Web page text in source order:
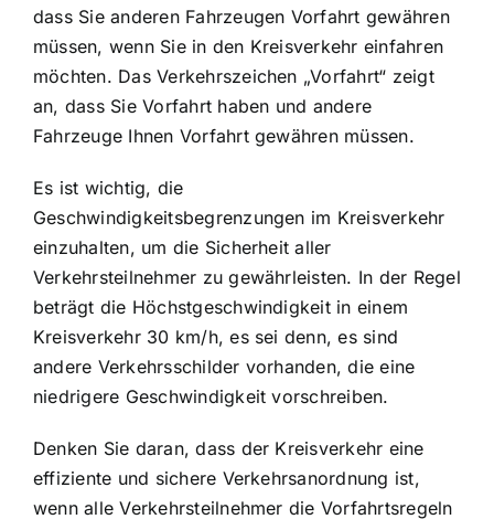
dass Sie anderen Fahrzeugen Vorfahrt gewähren
müssen, wenn Sie in den Kreisverkehr einfahren
möchten. Das Verkehrszeichen „Vorfahrt“ zeigt
an, dass Sie Vorfahrt haben und andere
Fahrzeuge Ihnen Vorfahrt gewähren müssen.
Es ist wichtig, die
Geschwindigkeitsbegrenzungen im Kreisverkehr
einzuhalten, um die Sicherheit aller
Verkehrsteilnehmer zu gewährleisten. In der Regel
beträgt die Höchstgeschwindigkeit in einem
Kreisverkehr 30 km/h, es sei denn, es sind
andere Verkehrsschilder vorhanden, die eine
niedrigere Geschwindigkeit vorschreiben.
Denken Sie daran, dass der Kreisverkehr eine
effiziente und sichere Verkehrsanordnung ist,
wenn alle Verkehrsteilnehmer die Vorfahrtsregeln